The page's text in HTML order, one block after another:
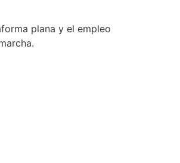
plana y el empleo